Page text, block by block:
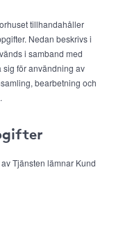
tillhandahåller
Nedan beskrivs i
i samband med
sig för användning av
bearbetning och
Tjänsten lämnar Kund